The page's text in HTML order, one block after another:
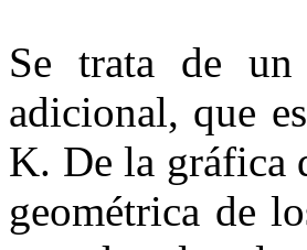
Se trata de un
adicional, que
K. De la gráfica
geométrica de